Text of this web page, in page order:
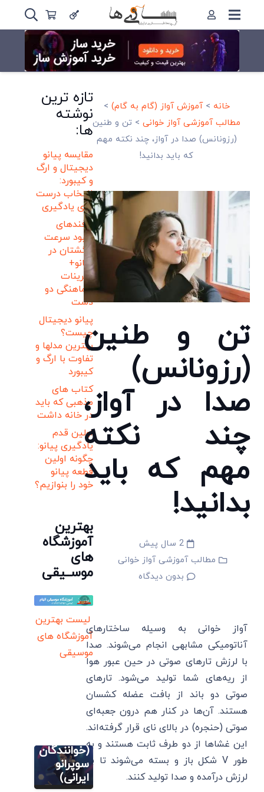
خانه >آموزش آواز (گام به گام) >
مطالب آموزشی آواز خوانی> تن و طنین
(رزونانس) صدا در آواز، چند نکته مهم
که باید بدانید!
تن و طنین
(رزونانس)
صدا در آواز،
چند نکته
مهم که باید
بدانید!
2 سال پیش
مطالب آموزشی آواز خوانی
بدون دیدگاه
آواز خوانی به وسیله ساختارهای
آناتومیکی مشابهی انجام می‌شوند. صدا
با لرزش تارهای صوتی در حین عبور هوا
از ریه‌های شما تولید می‌شود. تارهای
صوتی دو باند از بافت عضله کشسان
هستند. آن‌ها در کنار هم درون جعبه‌ای
صوتی (حنجره) در بالای نای قرار گرفته‌اند.
این غشاها از دو طرف ثابت هستند و به
طور V شکل باز و بسته می‌شوند تا به
لرزش درآمده و صدا تولید کنند.
تازه ترین
نوشته
ها:
مقایسه پیانو
دیجیتال و ارگ
و کیبورد:
انتخاب درست
برای یادگیری
ترفندهای
بهبود سرعت
انگشتان در
پیانو+
تمرینات
هماهنگی دو
دست
پیانو دیجیتال
چیست؟
بهترین مدلها و
تفاوت با ارگ و
کیبورد
کتاب های
مذهبی که باید
در خانه داشت
اولین قدم
یادگیری پیانو:
چگونه اولین
قطعه پیانو
خود را بنوازیم؟
بهترین
آموزشگاه
های
موســیقی
لیست بهترین
آموزشگاه های
موسیقی
نمونه
صدای
(خوانندگان
سوپرانو
ایرانی)
خوانی
نمونه
صدای تنور